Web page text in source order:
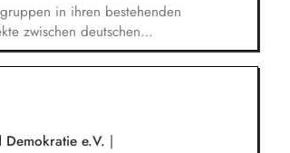
in ihren bestehenden
zwischen deutschen
und fördern den Aufbau
- Kommunikation und
Identifikation geeigneter
Projekten in enger
e.V. |